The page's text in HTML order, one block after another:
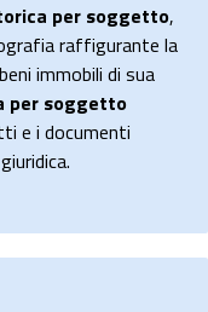
per soggetto,
raffigurante la
immobili di sua
per soggetto
e i documenti